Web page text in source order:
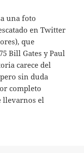
una foto
en Twitter
que
Bill Gates y Paul
carece del
sin duda
completo
llevarnos el